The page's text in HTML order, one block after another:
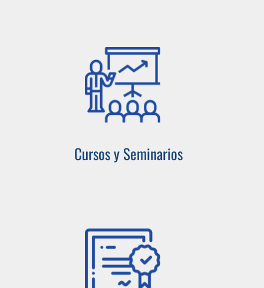
Cursos y Seminarios